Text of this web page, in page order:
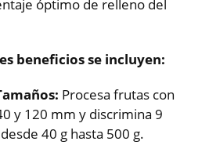
óptimo de relleno del
beneficios se incluyen:
Procesa frutas con
y 120 mm y discrimina 9
40 g hasta 500 g.